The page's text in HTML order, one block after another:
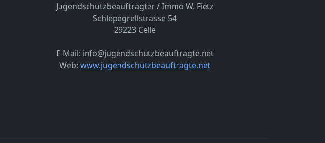
Jugendschutzbeauftragter / Immo W. Fietz
Schlepegrellstrasse 54
29223 Celle
E-Mail: info@jugendschutzbeauftragte.net
Web: www.jugendschutzbeauftragte.net